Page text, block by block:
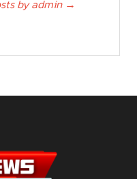
by admin →